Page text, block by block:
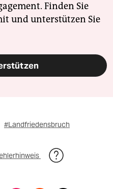
Finden Sie
und unterstützen Sie
#Landfriedensbruch